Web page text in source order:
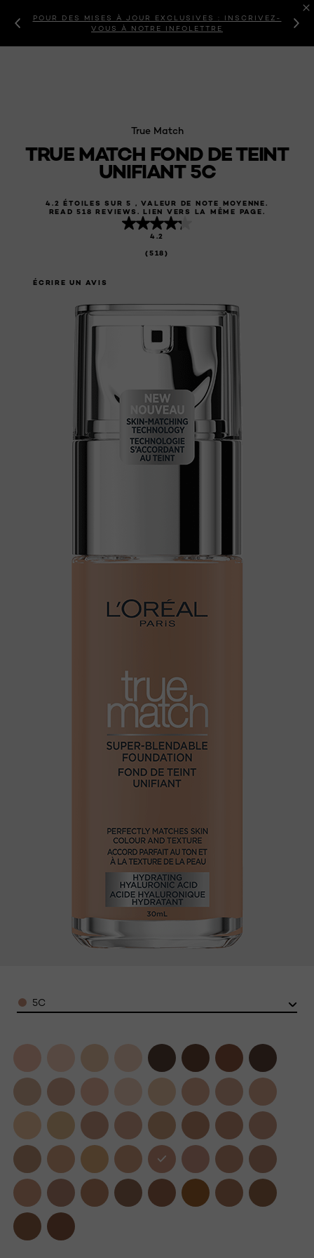
POUR DES MISES À JOUR EXCLUSIVES : INSCRIVEZ-
VOUS À NOTRE INFOLETTRE
True Match
TRUE MATCH FOND DE TEINT
UNIFIANT 5C
4.2 ÉTOILES SUR 5 , VALEUR DE NOTE MOYENNE.
READ 518 REVIEWS. LIEN VERS LA MÊME PAGE.
4.2
(518)
ÉCRIRE UN AVIS
Color
5C